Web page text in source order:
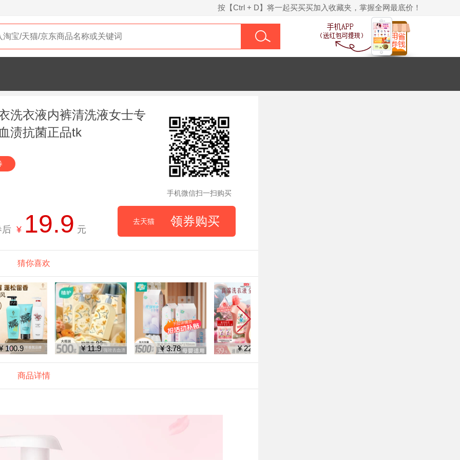
按【Ctrl + D】将一起买买买加入收藏夹，掌握全网最底价！
洗衣液内裤清洗液女士专
渍抗菌正品tk
手机微信扫一扫购买
后 ¥ 19.9 元
去天猫 领券购买
猜你喜欢
¥ 11.9 ¥ 3.78 ¥ 22.39 ¥ 15.8
商品详情